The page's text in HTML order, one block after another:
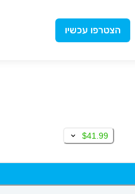
הצטרפו עכשיו
$41.99